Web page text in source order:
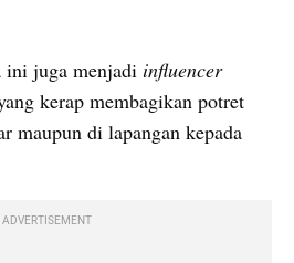
ini juga menjadi
influencer
kerap membagikan potret
maupun di lapangan kepada
ADVERTISEMENT